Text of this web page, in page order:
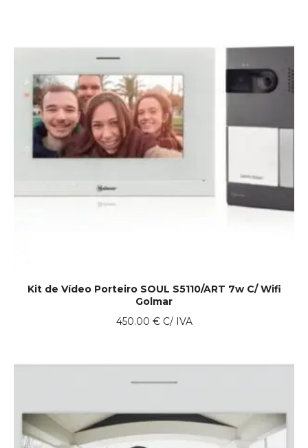
Kit de Vídeo Porteiro SOUL S5110/ART 7w C/ Wifi
Golmar
450.00 €C/ IVA